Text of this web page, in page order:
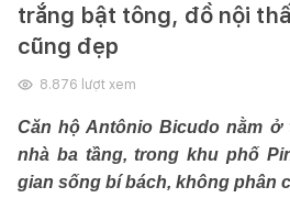
trắng bật tông, đồ nội
cũng đẹp
8.876 lượt xem
Căn hộ Antônio Bicudo nằm ở
nhà ba tầng, trong khu phố
gian sống bí bách, không phân